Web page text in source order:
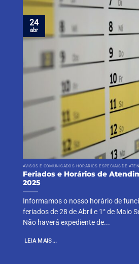
AVISOS E COMUNICADOS HORÁRIOS ESPECIAIS DE
Feriados e Horários de
2025
Informamos o nosso horário de
feriados de 28 de Abril e 1° de Maio
Não haverá expediente de...
LEIA MAIS...
24
abr